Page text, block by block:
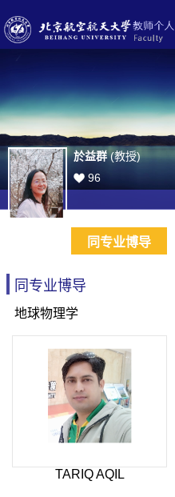
於益群(教授)
96
同专业博导
同专业博导
地球物理学
TARIQ AQIL